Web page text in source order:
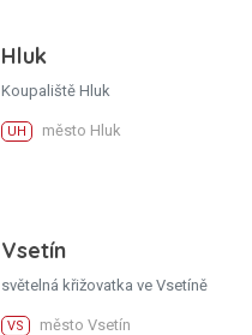
Hluk
Koupaliště Hluk
UH město Hluk
Vsetín
světelná křižovatka ve Vsetíně
VS město Vsetín